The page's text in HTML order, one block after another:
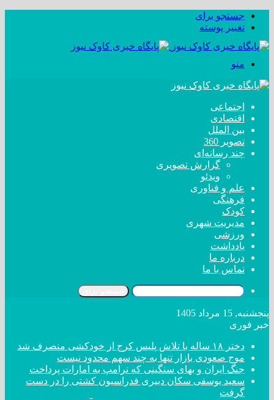
جستجو برای
تغییر پوسته
منو
اجتماعی
اقتصادی
بین الملل
تصویر 360
چند رسانه‌ای
گزارش تصویری
ویدئو
علم و فناوری
فرهنگی
کودک
مدیریت شهری
ورزشی
یادداشت
درباره ما
تماس با ما
پنجشنبه, 15 مرداد 1405
خبر فوری
دختر ‌۱۸‌ ‌ساله‌ با تلاش پلیس کرج از خودکشی منصرف شد
موج صعودی بازار تنها به چند سهم محدود نیست
جنگ ایران و بهای سنگینی که ترامپ به امارات پرداخت
سعید یوسفی سکان دبیری فدراسیون کشتی را در دست
گرفت